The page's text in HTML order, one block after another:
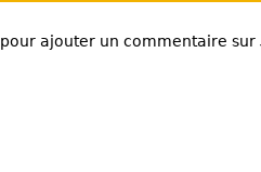
ajouter un commentaire sur